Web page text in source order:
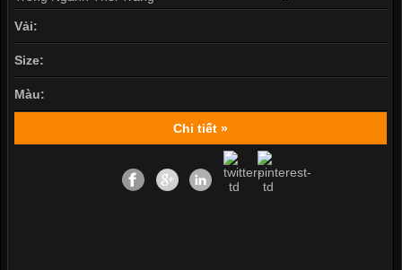
Vải:
Size:
Màu:
Chi tiết »